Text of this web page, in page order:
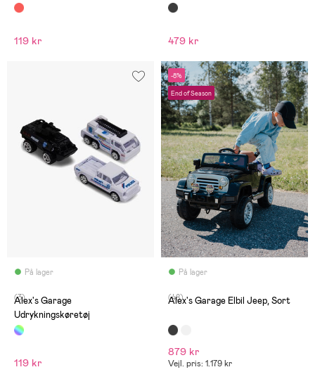
119 kr 479 kr
På lager
(3)
Alex's Garage
Udrykningskøretøj
119 kr
-8%
End of Season
På lager
(48)
Alex's Garage Elbil Jeep, Sort
879 kr
Vejl. pris: 1.179 kr